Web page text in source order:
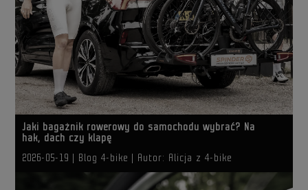
Jaki bagażnik rowerowy do samochodu wybrać? Na
hak, dach czy klapę
2026-05-19 | Blog 4-bike | Autor: Alicja z 4-bike